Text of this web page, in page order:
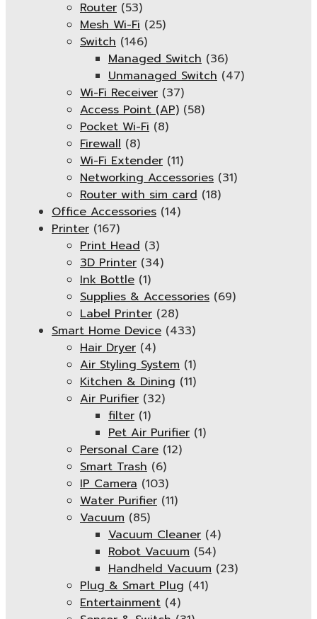
Router (53)
Mesh Wi-Fi (25)
Switch (146)
Managed Switch (36)
Unmanaged Switch (47)
Wi-Fi Receiver (37)
Access Point (AP) (58)
Pocket Wi-Fi (8)
Firewall (8)
Wi-Fi Extender (11)
Networking Accessories (31)
Router with sim card (18)
Office Accessories (14)
Printer (167)
Print Head (3)
3D Printer (34)
Ink Bottle (1)
Supplies & Accessories (69)
Label Printer (28)
Smart Home Device (433)
Hair Dryer (4)
Air Styling System (1)
Kitchen & Dining (11)
Air Purifier (32)
filter (1)
Pet Air Purifier (1)
Personal Care (12)
Smart Trash (6)
IP Camera (103)
Water Purifier (11)
Vacuum (85)
Vacuum Cleaner (4)
Robot Vacuum (54)
Handheld Vacuum (23)
Plug & Smart Plug (41)
Entertainment (4)